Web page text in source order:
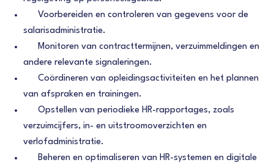
Voorbereiden en controleren van gegevens voor de
salarisadministratie.
Monitoren van contracttermijnen, verzuimmeldingen en
andere relevante signaleringen.
Coördineren van opleidingsactiviteiten en het plannen
van afspraken en trainingen.
Opstellen van periodieke HR-rapportages, zoals
verzuimcijfers, in- en uitstroomoverzichten en
verlofadministratie.
Beheren en optimaliseren van HR-systemen en digitale